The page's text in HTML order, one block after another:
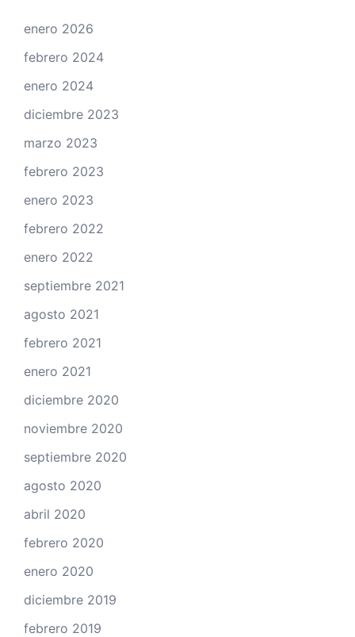
enero 2026
febrero 2024
enero 2024
diciembre 2023
marzo 2023
febrero 2023
enero 2023
febrero 2022
enero 2022
septiembre 2021
agosto 2021
febrero 2021
enero 2021
diciembre 2020
noviembre 2020
septiembre 2020
agosto 2020
abril 2020
febrero 2020
enero 2020
diciembre 2019
febrero 2019